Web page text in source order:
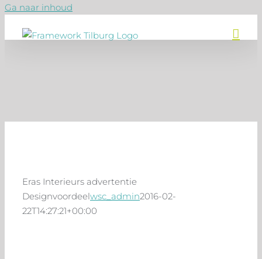
Ga naar inhoud
Eras Interieurs advertentie
Designvoordeelwsc_admin2016-02-
22T14:27:21+00:00